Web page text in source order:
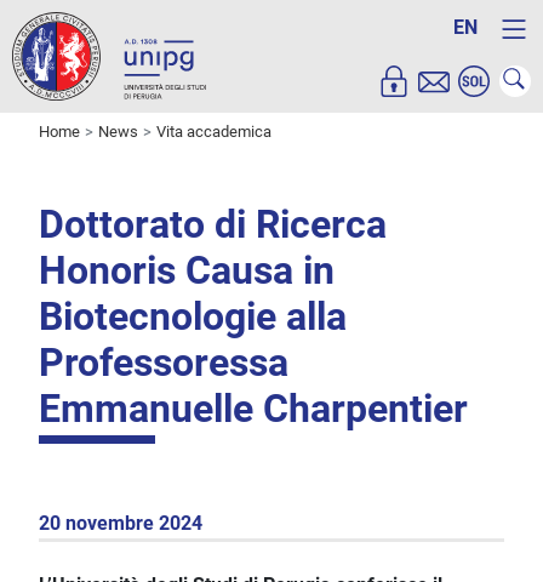
EN
Home News Vita accademica
Dottorato di Ricerca
Honoris Causa in
Biotecnologie alla
Professoressa
Emmanuelle Charpentier
20 novembre 2024